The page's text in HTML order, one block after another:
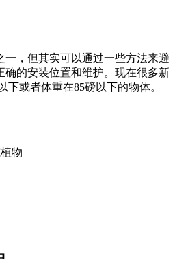
一，但其实可以通过一些方法来避
确的安装位置和维护。现在很多新
下或者体重在85磅以下的物体。
物